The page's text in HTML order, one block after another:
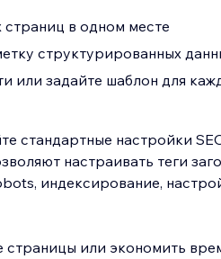
страниц в одном месте
структурированных
или задайте шаблон для
стандартные настройки
индексирование,
страницы или экономить